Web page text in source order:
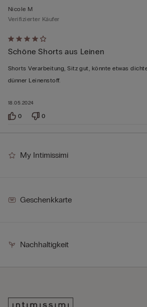
Mit
4
von
5
18.05.2024
Nicole M
Verifizierter Käufer
Schöne Shorts aus Leinen
Shorts Verarbeitung, Sitz gut, könnte etwas
dünner Leinenstoff.
0 0
My Intimissimi
Geschenkkarte
Nachhaltigkeit